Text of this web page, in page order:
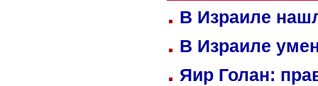
В Израиле
В Израиле
Яир Голан: